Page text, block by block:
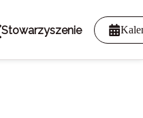
Stowarzyszenie